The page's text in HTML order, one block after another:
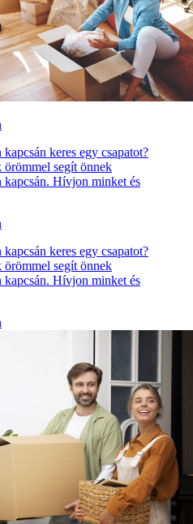
keres egy csapatot?
örömmel segít önnek
Hívjon minket és
keres egy csapatot?
örömmel segít önnek
Hívjon minket és